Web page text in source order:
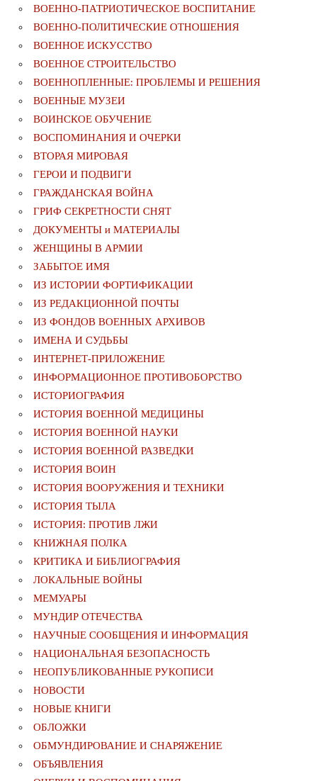
ВОЕННО-ПАТРИОТИЧЕСКОЕ ВОСПИТАНИЕ
ВОЕННО-ПОЛИТИЧЕСКИE ОТНОШЕНИЯ
ВОЕННОЕ ИСКУССТВО
ВОЕННОЕ СТРОИТЕЛЬСТВО
ВОЕННОПЛЕННЫЕ: ПРОБЛЕМЫ И РЕШЕНИЯ
ВОЕННЫЕ МУЗЕИ
ВОИНСКОЕ ОБУЧЕНИЕ
ВОСПОМИНАНИЯ И ОЧЕРКИ
ВТОРАЯ МИРОВАЯ
ГЕРОИ И ПОДВИГИ
ГРАЖДАНСКАЯ ВОЙНА
ГРИФ СЕКРЕТНОСТИ СНЯТ
ДОКУМЕНТЫ и МАТЕРИАЛЫ
ЖЕНЩИНЫ В АРМИИ
ЗАБЫТОЕ ИМЯ
ИЗ ИСТОРИИ ФОРТИФИКАЦИИ
ИЗ РЕДАКЦИОННОЙ ПОЧТЫ
ИЗ ФОНДОВ ВОЕННЫХ АРХИВОВ
ИМЕНА И СУДЬБЫ
ИНТЕРНЕТ-ПРИЛОЖЕНИЕ
ИНФОРМАЦИОННОЕ ПРОТИВОБОРСТВО
ИСТОРИОГРАФИЯ
ИСТОРИЯ ВОЕННОЙ МЕДИЦИНЫ
ИСТОРИЯ ВОЕННОЙ НАУКИ
ИСТОРИЯ ВОЕННОЙ РАЗВЕДКИ
ИСТОРИЯ ВОИН
ИСТОРИЯ ВООРУЖЕНИЯ И ТЕХНИКИ
ИСТОРИЯ ТЫЛА
ИСТОРИЯ: ПРОТИВ ЛЖИ
КНИЖНАЯ ПОЛКА
КРИТИКА И БИБЛИОГРАФИЯ
ЛОКАЛЬНЫЕ ВОЙНЫ
МЕМУАРЫ
МУНДИР ОТЕЧЕСТВА
НАУЧНЫЕ СООБЩЕНИЯ И ИНФОРМАЦИЯ
НАЦИОНАЛЬНАЯ БЕЗОПАСНОСТЬ
НЕОПУБЛИКОВАННЫЕ РУКОПИСИ
НОВОСТИ
НОВЫЕ КНИГИ
ОБЛОЖКИ
ОБМУНДИРОВАНИЕ И СНАРЯЖЕНИЕ
ОБЪЯВЛЕНИЯ